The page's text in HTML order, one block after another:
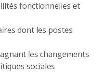
fonctionnelles et
dont les postes
les changements
sociales